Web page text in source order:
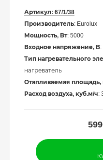
Артикул: 67/1/38
Производитель: Eurolux
Мощность, Вт: 5000
Входное напряжение, В
Тип нагревательного
нагреватель
Отапливаемая площадь,
Расход воздуха, куб.м/ч: